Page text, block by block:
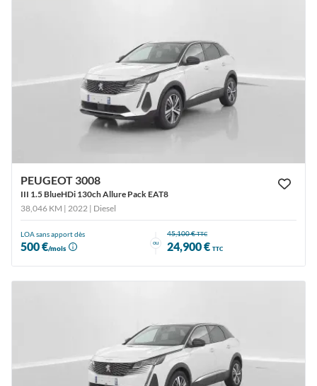
PEUGEOT 3008
III 1.5 BlueHDi 130ch Allure Pack EAT8
38,046 KM | 2022 | Diesel
LOA sans apport dès
500 €/mois
ou
45,100 €TTC
24,900 € TTC